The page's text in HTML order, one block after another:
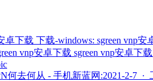
卓下载 下载-windows: sgreen vnp
vnp安卓下载 sgreen vnp安卓下载
何去何从 - 手机新蓝网:2021-2-7